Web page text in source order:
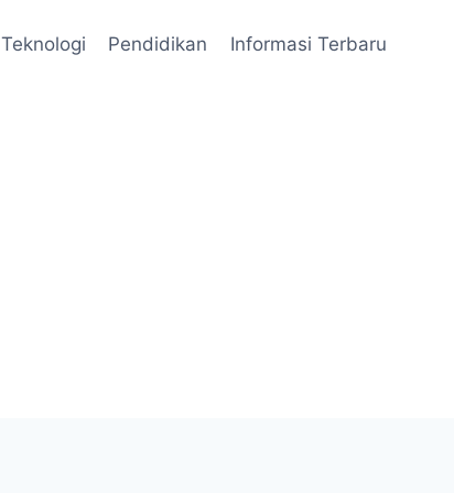
Teknologi Pendidikan Informasi Terbaru